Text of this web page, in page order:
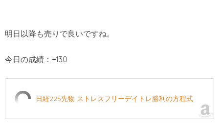
明日以降も売りで良いですね。
今日の成績：+130
日経225先物 ストレスフリーデイトレ勝利の方程式